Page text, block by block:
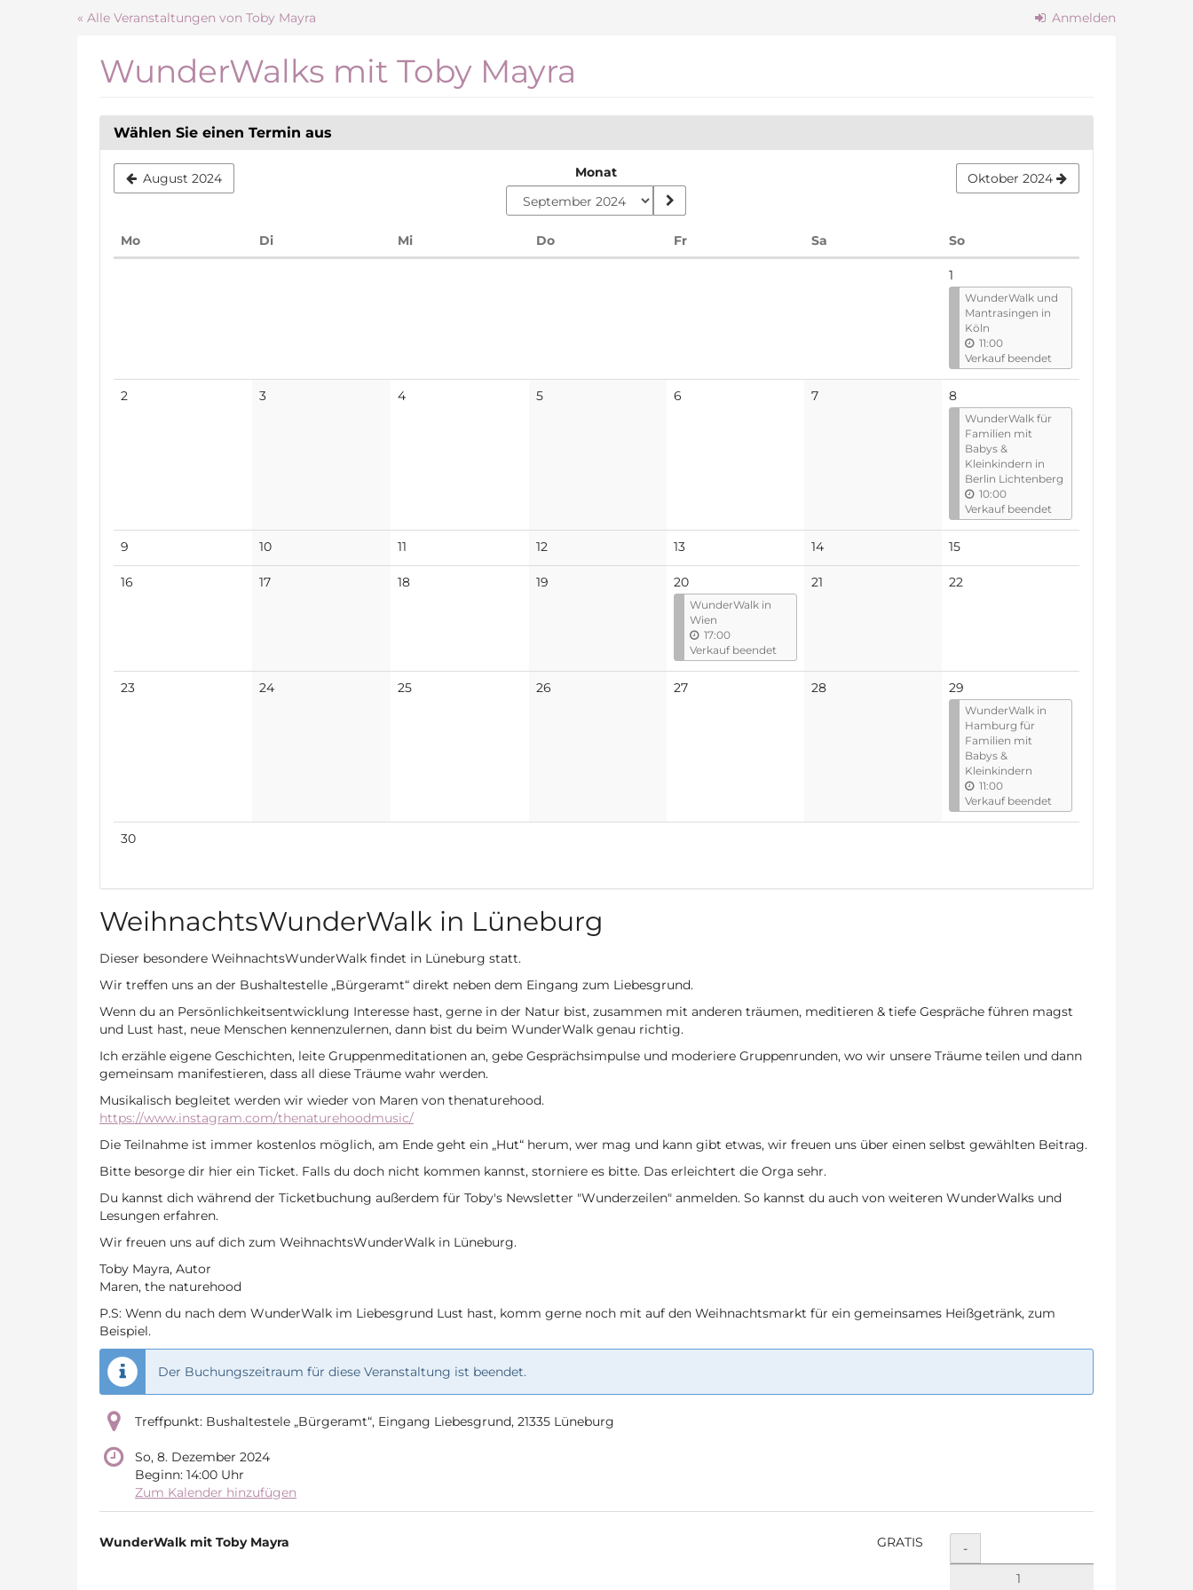
Anmelden
« Alle Veranstaltungen von Toby Mayra
WunderWalks mit Toby Mayra
Wählen Sie einen Termin aus
August 2024 Monat Oktober 2024
MoMontag DiDienstag MiMittwoch DoDonnerstag FrFreitag Sa SoSonntag
1
WunderWalk und
Mantrasingen in
Köln
11:00
Verkauf beendet
2 3Keine
4Keine
5Keine
6 7Keine
8
WunderWalk für
Familien mit
Babys &
Kleinkindern in
Berlin Lichtenberg
10:00
Verkauf beendet
9
Veranstaltungen
10Keine
Veranstaltungen
11
Veranstaltungen
12
Veranstaltungen
13Keine
Veranstaltungen
14Keine
Veranstaltungen
15Keine
Veranstaltungen
16
17Keine
18Keine
19 20
WunderWalk in
Wien
17:00
Verkauf beendet
21 22
23Keine
24Keine
25Keine
26 27Keine
28Keine
29
WunderWalk in
Hamburg für
Familien mit
Babys &
Kleinkindern
11:00
Verkauf beendet
30Keine
WeihnachtsWunderWalk in Lüneburg
Dieser besondere WeihnachtsWunderWalk findet in Lüneburg statt.
Wir treffen uns an der Bushaltestelle „Bürgeramt“ direkt neben dem Eingang zum Liebesgrund.
Wenn du an Persönlichkeitsentwicklung Interesse hast, gerne in der Natur bist, zusammen mit anderen träumen, meditieren & tiefe Gespräche führen magst
und Lust hast, neue Menschen kennenzulernen, dann bist du beim WunderWalk genau richtig.
Ich erzähle eigene Geschichten, leite Gruppenmeditationen an, gebe Gesprächsimpulse und moderiere Gruppenrunden, wo wir unsere Träume teilen und dann
gemeinsam manifestieren, dass all diese Träume wahr werden.
Musikalisch begleitet werden wir wieder von Maren von thenaturehood.
https://www.instagram.com/thenaturehoodmusic/
Die Teilnahme ist immer kostenlos möglich, am Ende geht ein „Hut“ herum, wer mag und kann gibt etwas, wir freuen uns über einen selbst gewählten Beitrag.
Bitte besorge dir hier ein Ticket. Falls du doch nicht kommen kannst, storniere es bitte. Das erleichtert die Orga sehr.
Du kannst dich während der Ticketbuchung außerdem für Toby's Newsletter "Wunderzeilen" anmelden. So kannst du auch von weiteren WunderWalks und
Lesungen erfahren.
Wir freuen uns auf dich zum WeihnachtsWunderWalk in Lüneburg.
Toby Mayra, Autor
Maren, the naturehood
P.S: Wenn du nach dem WunderWalk im Liebesgrund Lust hast, komm gerne noch mit auf den Weihnachtsmarkt für ein gemeinsames Heißgetränk, zum
Beispiel.
Der Buchungszeitraum für diese Veranstaltung ist beendet.
Treffpunkt: Bushaltestele „Bürgeramt“, Eingang Liebesgrund, 21335 Lüneburg
So, 8. Dezember 2024
Beginn: 14:00 Uhr
Zum Kalender hinzufügen
WunderWalk mit Toby Mayra GRATIS Menge
-